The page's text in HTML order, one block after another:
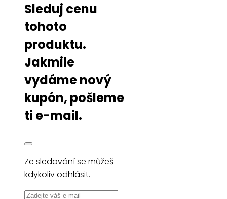
Sleduj cenu
tohoto
produktu.
Jakmile
vydáme nový
kupón, pošleme
ti e-mail.
Ze sledování se můžeš
kdykoliv odhlásit.